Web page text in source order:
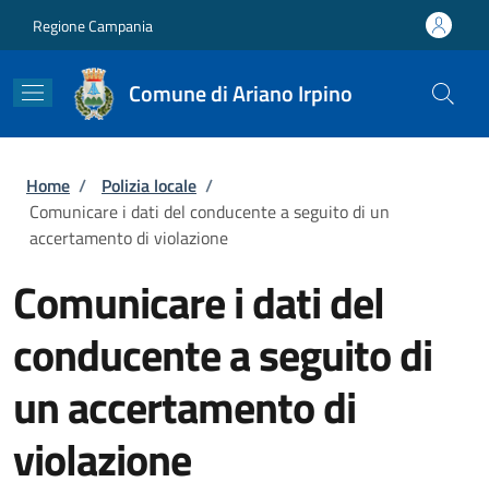
Regione Campania
Comune di Ariano Irpino
Briciole di pane
Home / Polizia locale /
Comunicare i dati del conducente a seguito di un
accertamento di violazione
Comunicare i dati del
conducente a seguito di
un accertamento di
violazione